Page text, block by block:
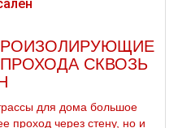
СКВОЗЬ
для дома большое
проход через стену, но и